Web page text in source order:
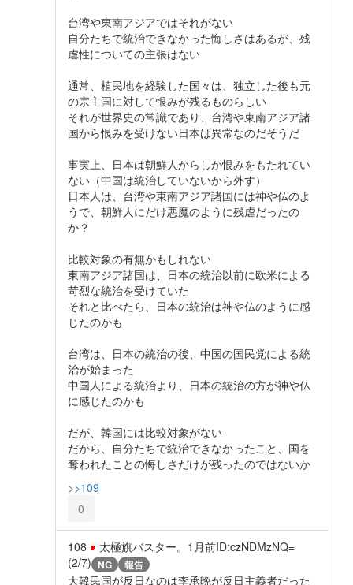
台湾や東南アジアではそれがない
自分たちで統治できなかった悔しさはあるが、残
虐性についての主張はない
通常、植民地を経験した国々は、独立した後も元
の宗主国に対して恨みが残るものらしい
それが世界史の常識であり、台湾や東南アジア諸
国から恨みを受けない日本は異常なのだそうだ
事実上、日本は朝鮮人からしか恨みをもたれてい
ない（中国は統治していないから外す）
日本人は、台湾や東南アジア諸国には神や仏のよ
うで、朝鮮人にだけ悪魔のように残虐だったの
か？
比較対象の有無かもしれない
東南アジア諸国は、日本の統治以前に欧米による
苛烈な統治を受けていた
それと比べたら、日本の統治は神や仏のように感
じたのかも
台湾は、日本の統治の後、中国の国民党による統
治が始まった
中国人による統治より、日本の統治の方が神や仏
に感じたのかも
だが、韓国には比較対象がない
だから、自分たちで統治できなかったこと、国を
奪われたことの悔しさだけが残ったのではないか
>>109
0
108 太極旗バスター。 1月前ID:czNDMzNQ=
(2/7) NG 報告
大韓民国が反日なのは李承晩が反日主義者だった